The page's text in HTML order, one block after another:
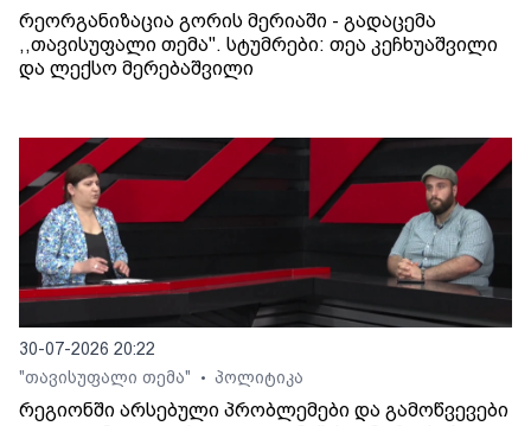
რეორგანიზაცია გორის მერიაში - გადაცემა
,,თავისუფალი თემა". სტუმრები: თეა კეჩხუაშვილი
და ლექსო მერებაშვილი
30-07-2026 20:22
"თავისუფალი თემა"
• პოლიტიკა
რეგიონში არსებული პრობლემები და გამოწვევები